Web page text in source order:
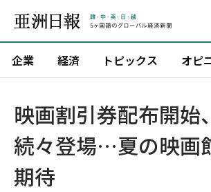
企業 経済 トピックス オピ
映画割引券配布開始
続々登場…夏の映画
期待